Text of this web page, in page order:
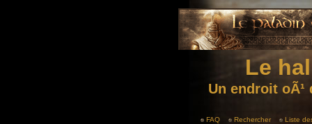
Le
Un endroit
FAQ Rechercher
Liste